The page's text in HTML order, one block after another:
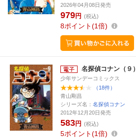
2026年04月08日発売
979円 (税込)
8ポイント 1倍
名探偵コナン（９）
少年サンデーコミックス
（18件）
青山剛昌
シリーズ名： 名探偵コナン
2012年12月20日発売
583円 (税込)
5ポイント 1倍